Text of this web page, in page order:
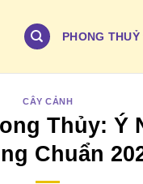
PHONG THUỶ
CÂY CẢNH
Thủy: Ý
Chuẩn